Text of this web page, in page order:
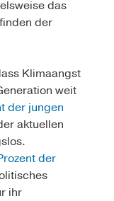
das
der
Klimaangst
weit
der jungen
aktuellen
der
ihr